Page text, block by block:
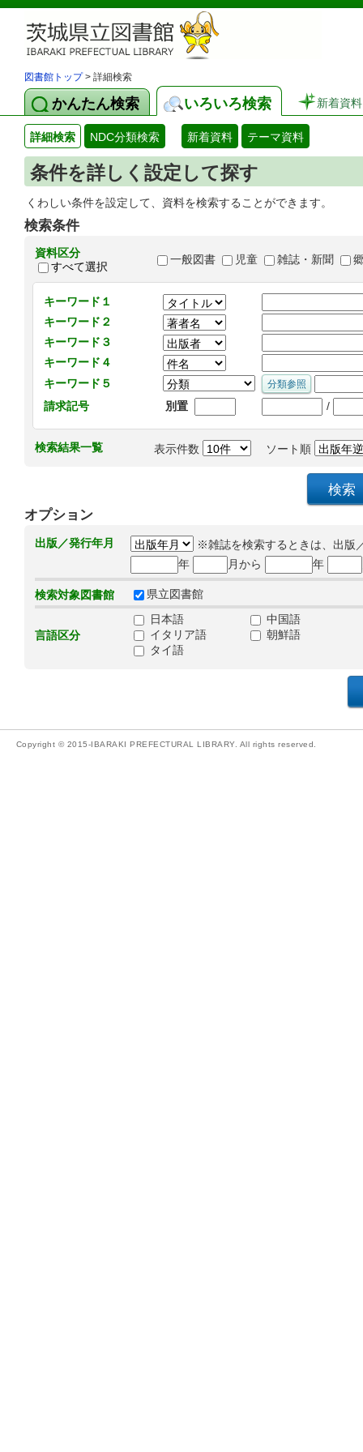
図書館トップ> 詳細検索
かんたん検索 いろいろ検索 新着資料
詳細検索 NDC分類検索 新着資料 テーマ資料
条件を詳しく設定して探す
くわしい条件を設定して、資料を検索することができます。
検索条件
資料区分
すべて選択
一般図書 児童 雑誌・新聞
キーワード１
キーワード２
キーワード３
キーワード４
キーワード５
請求記号
別置 /
検索結果一覧 表示件数 ソート順
オプション
出版／発行年月
※雑誌を検索するときは、出版
年
月から 年
検索対象図書館 県立図書館
言語区分
日本語
中国語
イタリア語
朝鮮語
タイ語
Copyright © 2015-IBARAKI PREFECTURAL LIBRARY. All rights reserved.